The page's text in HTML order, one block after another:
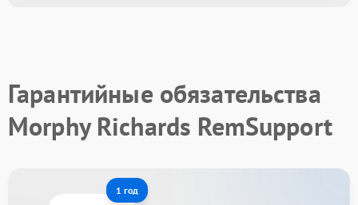
Гарантийные обязательства
Morphy Richards RemSupport
1 год